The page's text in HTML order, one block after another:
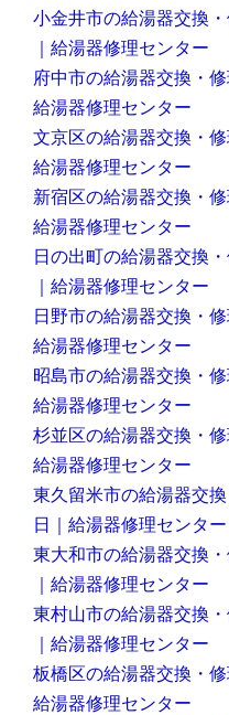
小金井市の給湯器交換
｜給湯器修理センター
府中市の給湯器交換・
給湯器修理センター
文京区の給湯器交換・
給湯器修理センター
新宿区の給湯器交換・
給湯器修理センター
日の出町の給湯器交換
｜給湯器修理センター
日野市の給湯器交換・
給湯器修理センター
昭島市の給湯器交換・
給湯器修理センター
杉並区の給湯器交換・
給湯器修理センター
東久留米市の給湯器交
日｜給湯器修理センター
東大和市の給湯器交換
｜給湯器修理センター
東村山市の給湯器交換
｜給湯器修理センター
板橋区の給湯器交換・
給湯器修理センター